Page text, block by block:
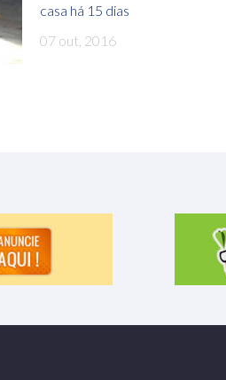
casa há 15 dias
07 out, 2016